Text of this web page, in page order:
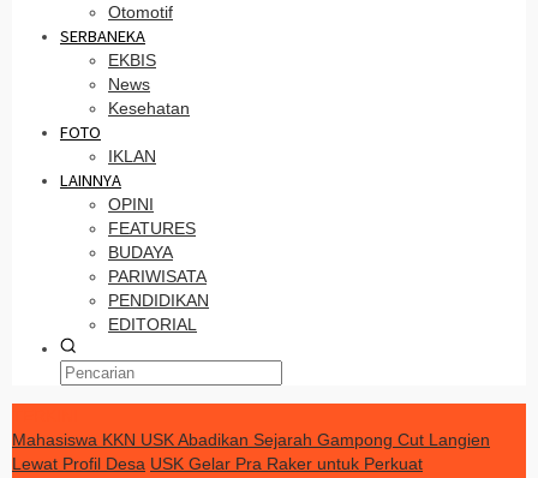
Otomotif
SERBANEKA
EKBIS
News
Kesehatan
FOTO
IKLAN
LAINNYA
OPINI
FEATURES
BUDAYA
PARIWISATA
PENDIDIKAN
EDITORIAL
Mahasiswa KKN USK Abadikan Sejarah Gampong Cut Langien
Lewat Profil Desa USK Gelar Pra Raker untuk Perkuat